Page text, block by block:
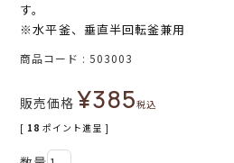
す。
※水平釜、垂直半回転釜兼用
商品コード 503003
販売価格 ¥385税込
[ 18 ポイント進呈 ]